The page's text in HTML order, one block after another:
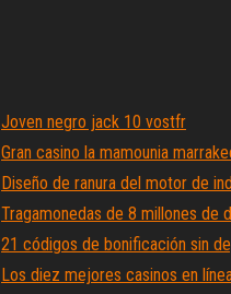
Joven negro jack 10 vostfr
Gran casino la mamounia
Diseño de ranura del motor de
Tragamonedas de 8 millones de
21 códigos de bonificación sin
Los diez mejores casinos en